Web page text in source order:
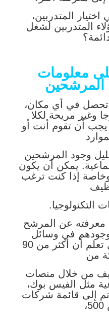
المتدربين،
المتدربين لشغل
معلومات
المرشحين
في أي مكان،
وغير مريحة لكلا
يجب أن تقوم أنت أو
وجود المرشحين
يمكن أن يكون
وخاصة إذا كنت ترغب
التكنولوجيا.
معرفته عن المرشح
في وسائل
التواصل الاجتماعي. هل تعلم أن أكثر من 90
من
من خلال منصات
مثل الفيس بوك،
إلى قائمة شركات